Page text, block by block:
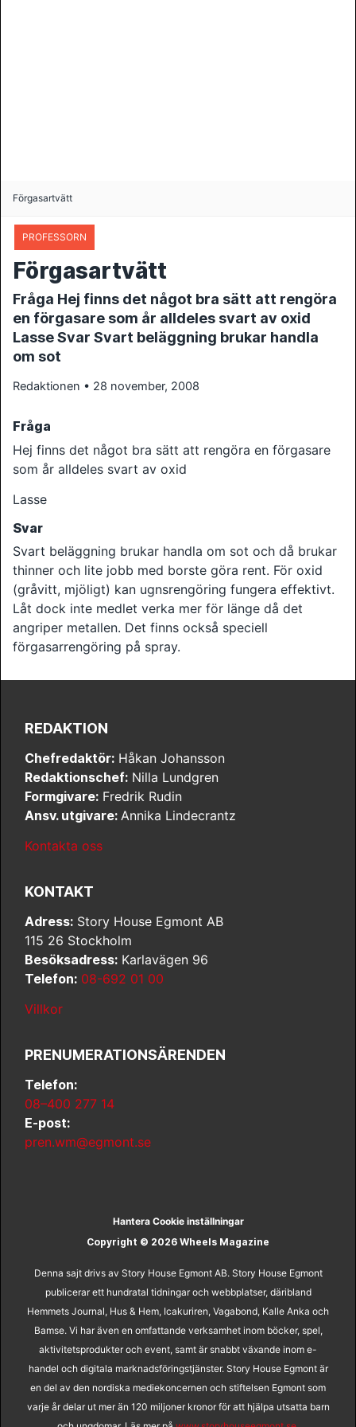
Förgasartvätt
PROFESSORN
Förgasartvätt
Fråga Hej finns det något bra sätt att rengöra
en förgasare som år alldeles svart av oxid
Lasse Svar Svart beläggning brukar handla
om sot
Redaktionen • 28 november, 2008
Fråga
Hej finns det något bra sätt att rengöra en förgasare
som år alldeles svart av oxid
Lasse
Svar
Svart beläggning brukar handla om sot och då brukar
thinner och lite jobb med borste göra rent. För oxid
(gråvitt, mjöligt) kan ugnsrengöring fungera effektivt.
Låt dock inte medlet verka mer för länge då det
angriper metallen. Det finns också speciell
förgasarrengöring på spray.
REDAKTION
Chefredaktör: Håkan Johansson
Redaktionschef: Nilla Lundgren
Formgivare: Fredrik Rudin
Ansv. utgivare: Annika Lindecrantz
Kontakta oss
KONTAKT
Adress: Story House Egmont AB
115 26 Stockholm
Besöksadress: Karlavägen 96
Telefon: 08-692 01 00
Villkor
PRENUMERATIONSÄRENDEN
Telefon:
08–400 277 14
E-post:
pren.wm@egmont.se
Hantera Cookie inställningar
Copyright © 2026 Wheels Magazine
Denna sajt drivs av Story House Egmont AB. Story House Egmont
publicerar ett hundratal tidningar och webbplatser, däribland
Hemmets Journal, Hus & Hem, Icakuriren, Vagabond, Kalle Anka och
Bamse. Vi har även en omfattande verksamhet inom böcker, spel,
aktivitetsprodukter och event, samt är snabbt växande inom e-
handel och digitala marknadsföringstjänster. Story House Egmont är
en del av den nordiska mediekoncernen och stiftelsen Egmont som
varje år delar ut mer än 120 miljoner kronor för att hjälpa utsatta barn